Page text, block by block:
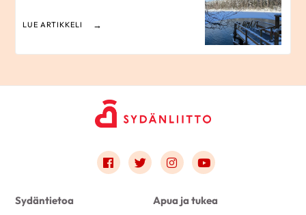
LUE ARTIKKELI
Link to facebook
Link to twitter
Link to instagram
Link to youtube
Sydäntietoa Apua ja tukea